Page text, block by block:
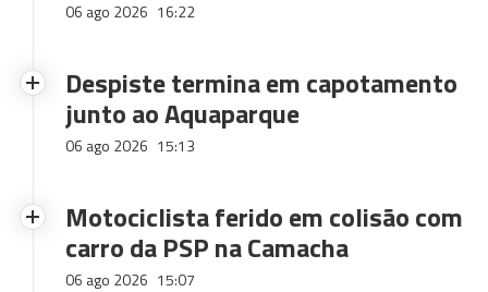
06 ago 2026 16:22
Despiste termina em capotamento
junto ao Aquaparque
06 ago 2026 15:13
Motociclista ferido em colisão com
carro da PSP na Camacha
06 ago 2026 15:07